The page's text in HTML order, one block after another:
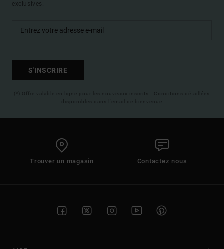
exclusives.
S'INSCRIRE
(*) Offre valable en ligne pour les nouveaux inscrits - Conditions détaillées
disponibles dans l'email de bienvenue
Trouver un magasin Contactez nous